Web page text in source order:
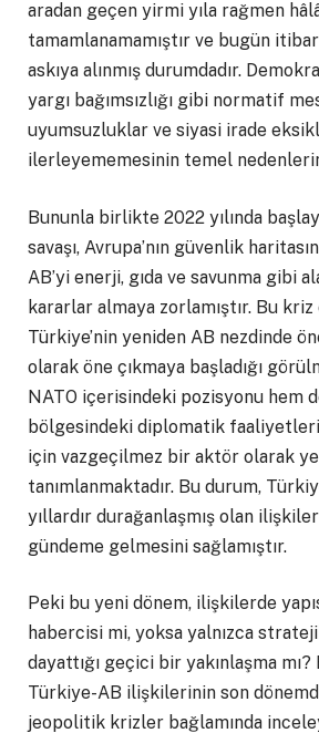
aradan geçen yirmi yıla rağmen
tamamlanamamıştır ve bugün
askıya alınmış durumdadır.
yargı bağımsızlığı gibi normatif
uyumsuzluklar ve siyasi irade
ilerleyememesinin temel
Bununla birlikte 2022 yılında
savaşı, Avrupa’nın güvenlik
AB’yi enerji, gıda ve savunma gibi
kararlar almaya zorlamıştır. Bu kriz
Türkiye’nin yeniden AB nezdinde
olarak öne çıkmaya başladığı
NATO içerisindeki pozisyonu hem
bölgesindeki diplomatik
için vazgeçilmez bir aktör olarak
tanımlanmaktadır. Bu durum,
yıllardır durağanlaşmış olan
gündeme gelmesini sağlamıştır.
Peki bu yeni dönem, ilişkilerde
habercisi mi, yoksa yalnızca
dayattığı geçici bir yakınlaşma mı?
Türkiye-AB ilişkilerinin son
jeopolitik krizler bağlamında